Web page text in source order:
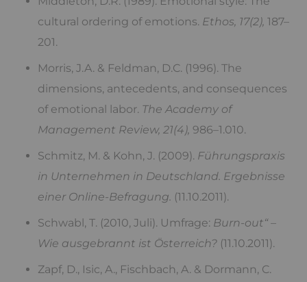
cultural ordering of emotions. Ethos, 17(2), 187–
201.
Morris, J.A. & Feldman, D.C. (1996). The
dimensions, antecedents, and consequences
of emotional labor. The Academy of
Management Review, 21(4), 986–1.010.
Schmitz, M. & Kohn, J. (2009). Führungspraxis
in Unternehmen in Deutschland. Ergebnisse
einer Online-Befragung. (11.10.2011).
Schwabl, T. (2010, Juli). Umfrage: Burn-out“ –
Wie ausgebrannt ist Österreich? (11.10.2011).
Zapf, D., Isic, A., Fischbach, A. & Dormann, C.